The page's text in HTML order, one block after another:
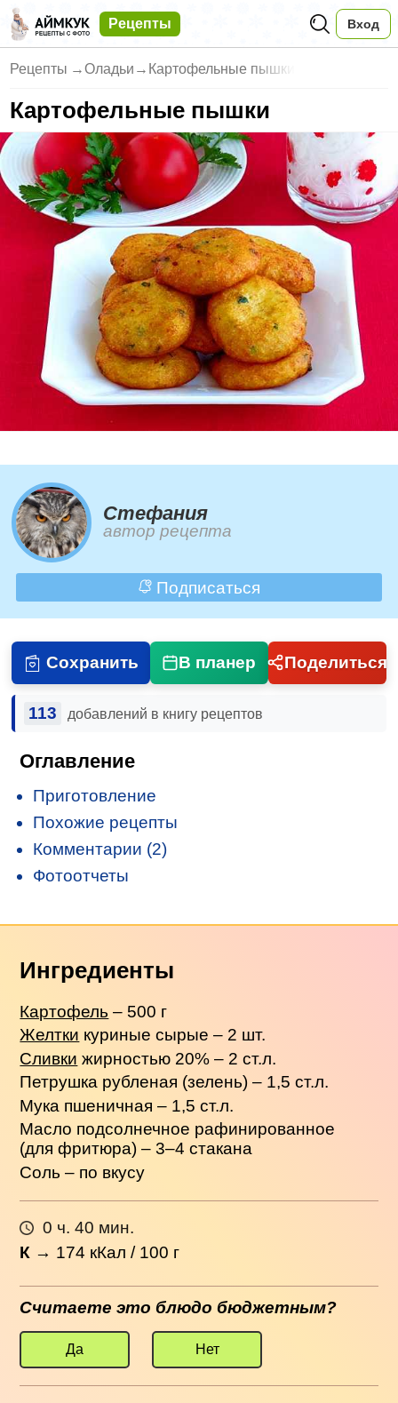
Рецепты Вход
Рецепты →Оладьи → Картофельные пышки
Картофельные пышки
Стефания
автор рецепта
Подписаться
Сохранить В планер Поделиться
113 добавлений в книгу рецептов
Оглавление
Приготовление
Похожие рецепты
Комментарии (2)
Фотоотчеты
Ингредиенты
Картофель – 500 г
Желтки куриные сырые – 2 шт.
Сливки жирностью 20% – 2 ст.л.
Петрушка рубленая (зелень) – 1,5 ст.л.
Мука пшеничная – 1,5 ст.л.
Масло подсолнечное рафинированное
(для фритюра) – 3–4 стакана
Соль – по вкусу
0 ч. 40 мин.
К → 174 кКал / 100 г
Считаете это блюдо бюджетным?
Да Нет